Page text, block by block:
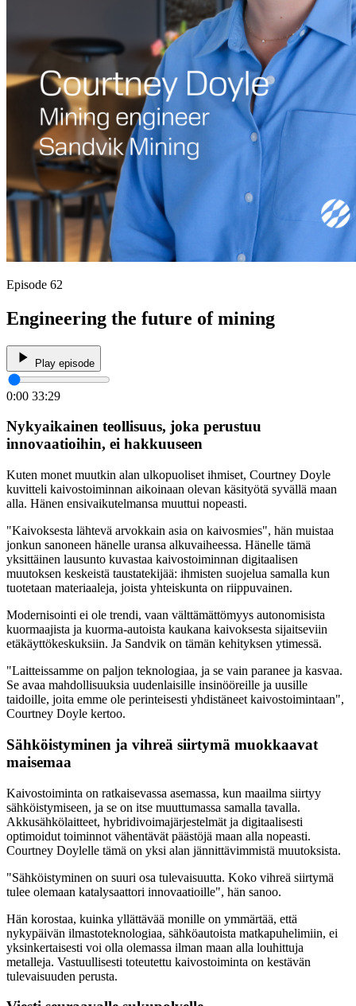
Episode 62
Engineering the future of mining
Play episode
0:00 33:29
Nykyaikainen teollisuus, joka perustuu
innovaatioihin, ei hakkuuseen
Kuten monet muutkin alan ulkopuoliset ihmiset, Courtney Doyle
kuvitteli kaivostoiminnan aikoinaan olevan käsityötä syvällä maan
alla. Hänen ensivaikutelmansa muuttui nopeasti.
"Kaivoksesta lähtevä arvokkain asia on kaivosmies", hän muistaa
jonkun sanoneen hänelle uransa alkuvaiheessa. Hänelle tämä
yksittäinen lausunto kuvastaa kaivostoiminnan digitaalisen
muutoksen keskeistä taustatekijää: ihmisten suojelua samalla kun
tuotetaan materiaaleja, joista yhteiskunta on riippuvainen.
Modernisointi ei ole trendi, vaan välttämättömyys autonomisista
kuormaajista ja kuorma-autoista kaukana kaivoksesta sijaitseviin
etäkäyttökeskuksiin. Ja Sandvik on tämän kehityksen ytimessä.
"Laitteissamme on paljon teknologiaa, ja se vain paranee ja kasvaa.
Se avaa mahdollisuuksia uudenlaisille insinööreille ja uusille
taidoille, joita emme ole perinteisesti yhdistäneet kaivostoimintaan",
Courtney Doyle kertoo.
Sähköistyminen ja vihreä siirtymä muokkaavat
maisemaa
Kaivostoiminta on ratkaisevassa asemassa, kun maailma siirtyy
sähköistymiseen, ja se on itse muuttumassa samalla tavalla.
Akkusähkölaitteet, hybridivoimajärjestelmät ja digitaalisesti
optimoidut toiminnot vähentävät päästöjä maan alla nopeasti.
Courtney Doylelle tämä on yksi alan jännittävimmistä muutoksista.
"Sähköistyminen on suuri osa tulevaisuutta. Koko vihreä siirtymä
tulee olemaan katalysaattori innovaatioille", hän sanoo.
Hän korostaa, kuinka yllättävää monille on ymmärtää, että
nykypäivän ilmastoteknologiaa, sähköautoista matkapuhelimiin, ei
yksinkertaisesti voi olla olemassa ilman maan alla louhittuja
metalleja. Vastuullisesti toteutettu kaivostoiminta on kestävän
tulevaisuuden perusta.